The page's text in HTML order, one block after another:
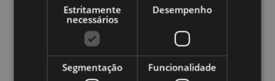
120
0.106000
Não
Não
Estritamente
necessários
Desempenho
Segmentação Funcionalidade